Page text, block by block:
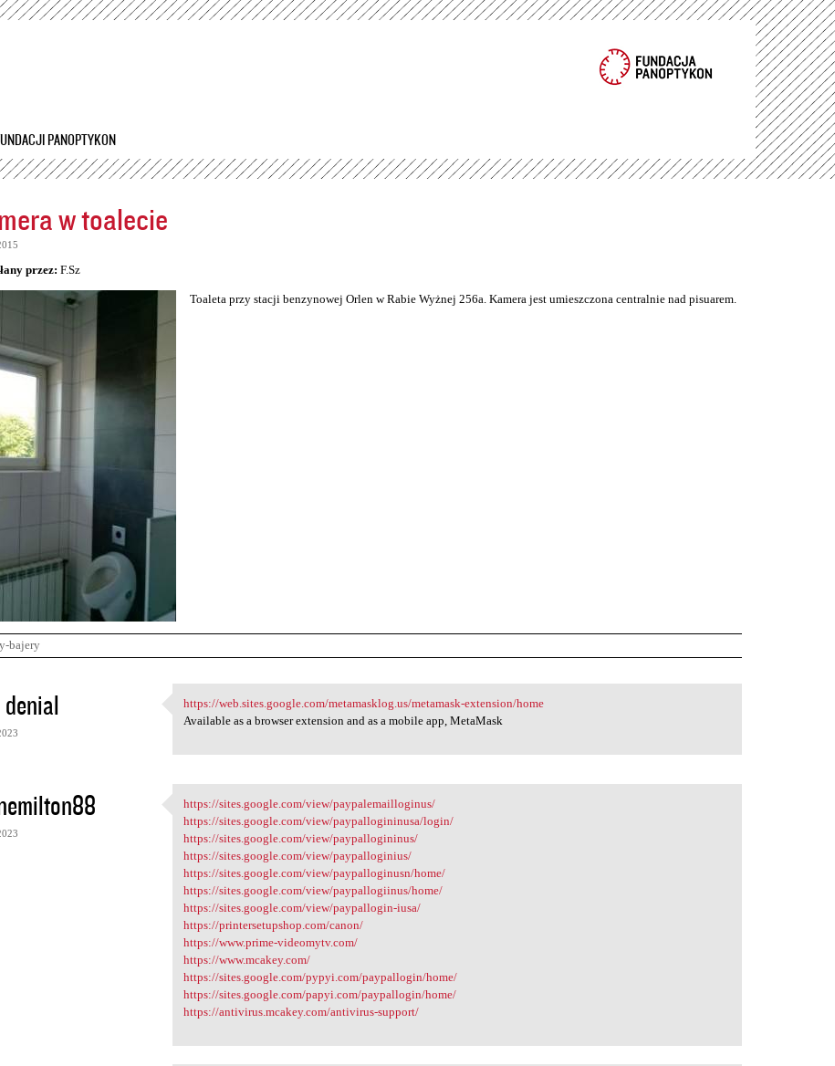
Przejdź
PANOPTYKON
w toalecie
przez: F.Sz
Toaleta przy stacji benzynowej Orlen w Rabie Wyżnej 256a. Kamera jest umieszczona centralnie nad pisuarem.
bajery
denial https://web.sites.google.com
https://web.sites.google.com/metamasklog.us/metamask-extension/home
Available as a browser extension and as a mobile app, MetaMask
https://sites.google.com/view
https://sites.google.com/view/paypalemailloginus/
https://sites.google.com/view/paypallogininusa/login/
https://sites.google.com/view/paypallogininus/
https://sites.google.com/view/paypalloginius/
https://sites.google.com/view/paypalloginusn/home/
https://sites.google.com/view/paypallogiinus/home/
https://sites.google.com/view/paypallogin-iusa/
https://printersetupshop.com/canon/
https://www.prime-videomytv.com/
https://www.mcakey.com/
https://sites.google.com/pypyi.com/paypallogin/home/
https://sites.google.com/papyi.com/paypallogin/home/
https://antivirus.mcakey.com/antivirus-support/